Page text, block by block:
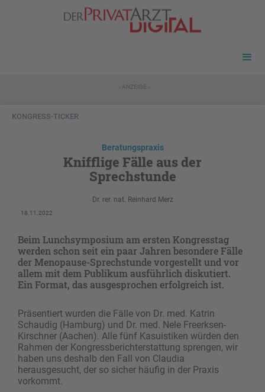
- ANZEIGE -
KONGRESS-TICKER
Beratungspraxis
Knifflige Fälle aus der
Sprechstunde
Dr. rer. nat. Reinhard Merz
18.11.2022
Beim Lunchsymposium am ersten Kongresstag
werden schon seit ein paar Jahren besondere Fälle
der Menopause-Sprechstunde vorgestellt und vor
allem mit dem Publikum ausführlich diskutiert.
Ein Format, das ausgesprochen erfolgreich ist.
Präsentiert wurden die Fälle von Dr. med. Katrin
Schaudig (Hamburg) und Dr. med. Nele Freerksen-
Kirschner (Aachen). Alle fünf Kasuistiken würden den
Rahmen der Kongressberichterstattung sprengen, wir
haben uns deshalb den Fall von Claudia
herausgesucht, der so sicher häufig in der Praxis
vorkommt.